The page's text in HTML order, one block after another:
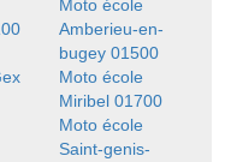
Moto école
Amberieu-en-
bugey 01500
Moto école
Miribel 01700
Moto école
Saint-genis-